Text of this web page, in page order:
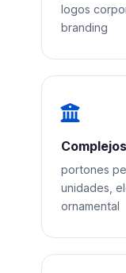
logos
branding
portones
unidades,
ornamental